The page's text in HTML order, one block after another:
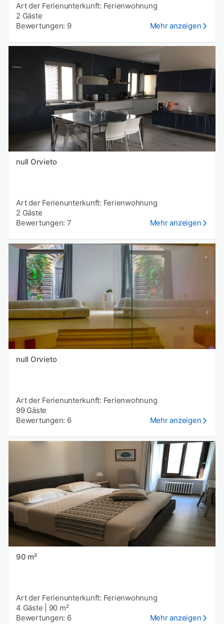
Art der Ferienunterkunft: Ferienwohnung
2 Gäste
Bewertungen: 9
Mehr anzeigen
null Orvieto
Art der Ferienunterkunft: Ferienwohnung
2 Gäste
Bewertungen: 7
Mehr anzeigen
null Orvieto
Art der Ferienunterkunft: Ferienwohnung
99 Gäste
Bewertungen: 6
Mehr anzeigen
90 m²
Art der Ferienunterkunft: Ferienwohnung
4 Gäste
90 m²
Bewertungen: 6
Mehr anzeigen